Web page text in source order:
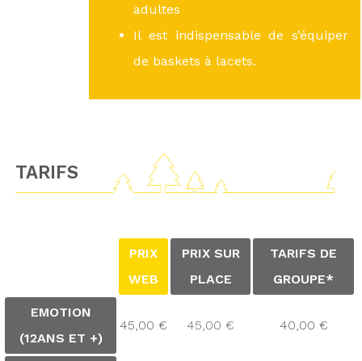
adultes
Il est indispensable de s’équiper
de baskets à lacets.
TARIFS
PRIX
WEB
PRIX SUR
PLACE
TARIFS DE
GROUPE*
EMOTION
(12ANS ET +)
45,00 € 45,00 € 40,00 €